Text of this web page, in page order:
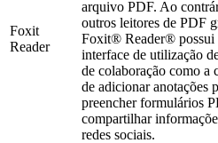
Foxit
Reader
arquivo PDF. Ao
outros leitores de PDF
Foxit® Reader® possui
interface de utilização
de colaboração como a
de adicionar anotações
preencher formulários
compartilhar
redes sociais.